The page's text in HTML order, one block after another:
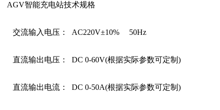
AGV智能充电站技术规格
交流输入电压： AC220V±10% 50Hz
直流输出电压： DC 0-60V(根据实际参数可定制)
直流输出电流： DC 0-50A(根据实际参数可定制)